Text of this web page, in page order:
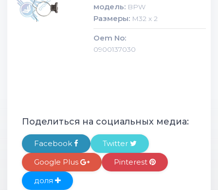
модель: BPW
Размеры: M32 x 2
Oem No:
0900137030
Поделиться на социальных медиа:
Facebook
Twitter
Google Plus
Pinterest
доля